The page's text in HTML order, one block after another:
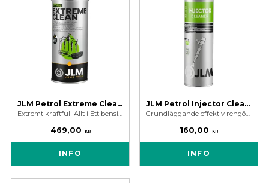
JLM Petrol Extreme Clean - Extremt Kraftfull Bensintillsats
Extremt kraftfull Allt i Ett bensintillsats för djup och genomgående rengöring av hela bränslesystemet. Främjar regenerering av bensin partikelfilter.
469,00 KR
INFO
JLM Petrol Injector Cleaner - Bensinspridare Rengöring
Grundläggande effektiv rengöring av spridare, ventiler och förbränningskammare för att åtgärda ojämn tomgång, lättare rök och mindre effektförlust.
160,00 KR
INFO